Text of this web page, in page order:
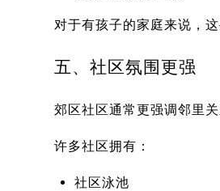
对于有孩子的家庭来说，
五、社区氛围更强
郊区社区通常更强调邻里关
许多社区拥有：
社区泳池